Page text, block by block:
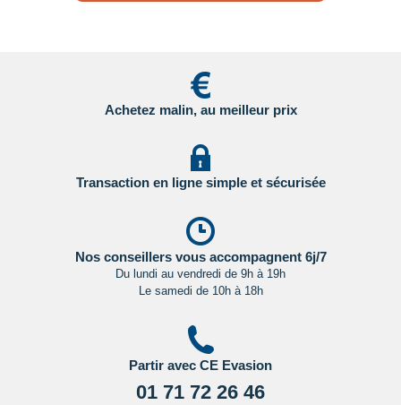
Les formalités administratives et sanitaires étant
susceptibles de changer entre votre réservation et votre
départ, nous vous recommandons vivement de consulter
Achetez malin, au meilleur prix
Transaction en ligne simple et sécurisée
Nos conseillers vous accompagnent 6j/7
Du lundi au vendredi de 9h à 19h
Le samedi de 10h à 18h
Partir avec CE Evasion
01 71 72 26 46